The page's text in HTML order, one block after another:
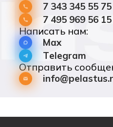
7 343 345 55 75
7 495 969 56 15
Написать нам:
Max
Telegram
Отправить